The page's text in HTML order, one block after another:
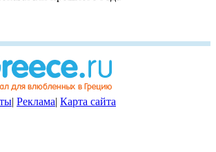
| Реклама| Карта сайта